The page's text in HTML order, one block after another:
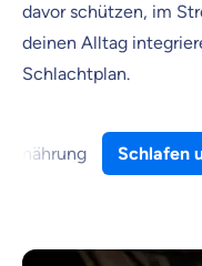
davor schützen, im
deinen Alltag
Schlachtplan.
Ernährung Schlafen
Weil es uns
du dich gut
Objektive und
Wir möchten,
Wir helfen dir